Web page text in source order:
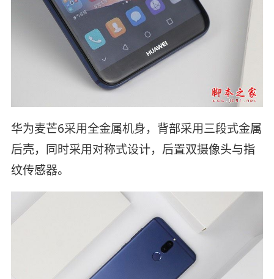
华为麦芒6采用全金属机身，背部采用三段式金属
后壳，同时采用对称式设计，后置双摄像头与指
纹传感器。